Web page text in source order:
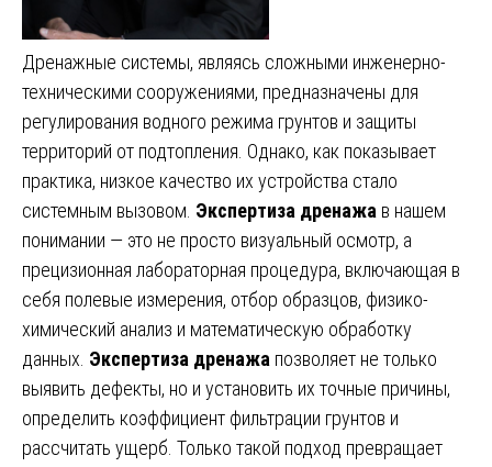
Дренажные системы, являясь сложными инженерно-
техническими сооружениями, предназначены для
регулирования водного режима грунтов и защиты
территорий от подтопления. Однако, как показывает
практика, низкое качество их устройства стало
системным вызовом. Экспертиза дренажа в нашем
понимании — это не просто визуальный осмотр, а
прецизионная лабораторная процедура, включающая в
себя полевые измерения, отбор образцов, физико-
химический анализ и математическую обработку
данных. Экспертиза дренажа позволяет не только
выявить дефекты, но и установить их точные причины,
определить коэффициент фильтрации грунтов и
рассчитать ущерб. Только такой подход превращает